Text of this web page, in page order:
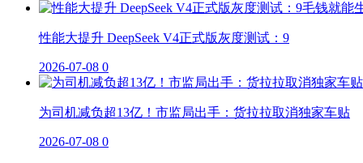
性能大提升 DeepSeek V4正式版灰度测试：9
2026-07-08 0
为司机减负超13亿！市监局出手：货拉拉取消独家车贴
2026-07-08 0